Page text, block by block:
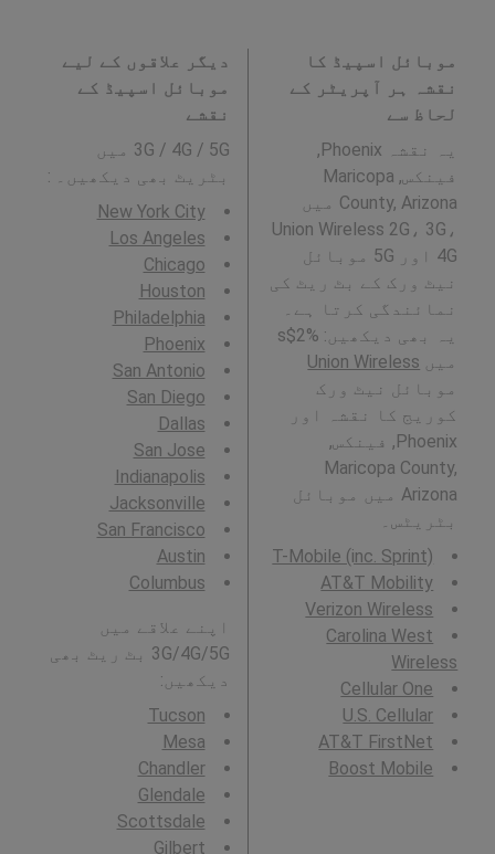
موبائل اسپیڈ کا
نقشہ ہر آپریٹر کے
لحاظ سے
یہ نقشہ Phoenix,
فینکس, Maricopa
County, Arizona میں
Union Wireless 2G، 3G،
4G اور 5G موبائل
نیٹ ورک کے بٹ ریٹ کی
نمائندگی کرتا ہے۔
یہ بھی دیکھیں: %2$s
میں Union Wireless
موبائل نیٹ ورک
کوریج کا نقشہ اور
Phoenix, فینکس,
Maricopa County,
Arizona میں موبائل
بٹریٹس۔
T-Mobile (inc. Sprint)
AT&T Mobility
Verizon Wireless
Carolina West
Wireless
Cellular One
U.S. Cellular
AT&T FirstNet
Boost Mobile
دیگر علاقوں کے لیے
موبائل اسپیڈ کے
نقشے
3G / 4G / 5G میں
بٹریٹ بھی دیکھیں۔ :
New York City
Los Angeles
Chicago
Houston
Philadelphia
Phoenix
San Antonio
San Diego
Dallas
San Jose
Indianapolis
Jacksonville
San Francisco
Austin
Columbus
اپنے علاقے میں
3G/4G/5G بٹ ریٹ بھی
دیکھیں:
Tucson
Mesa
Chandler
Glendale
Scottsdale
Gilbert